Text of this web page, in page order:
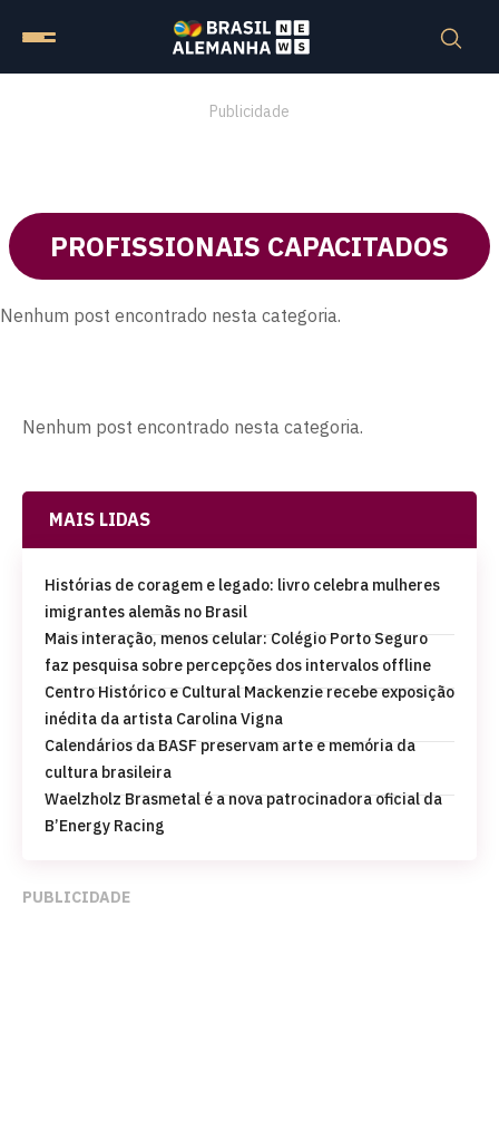
Publicidade
PROFISSIONAIS CAPACITADOS
Nenhum post encontrado nesta categoria.
Nenhum post encontrado nesta categoria.
MAIS LIDAS
Histórias de coragem e legado: livro celebra mulheres
imigrantes alemãs no Brasil
Mais interação, menos celular: Colégio Porto Seguro
faz pesquisa sobre percepções dos intervalos offline
Centro Histórico e Cultural Mackenzie recebe exposição
inédita da artista Carolina Vigna
Calendários da BASF preservam arte e memória da
cultura brasileira
Waelzholz Brasmetal é a nova patrocinadora oficial da
B’Energy Racing
PUBLICIDADE